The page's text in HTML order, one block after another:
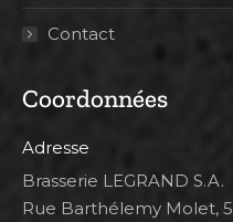
Contact
Coordonnées
Adresse
Brasserie LEGRAND S.A.
Rue Barthélemy Molet, 5